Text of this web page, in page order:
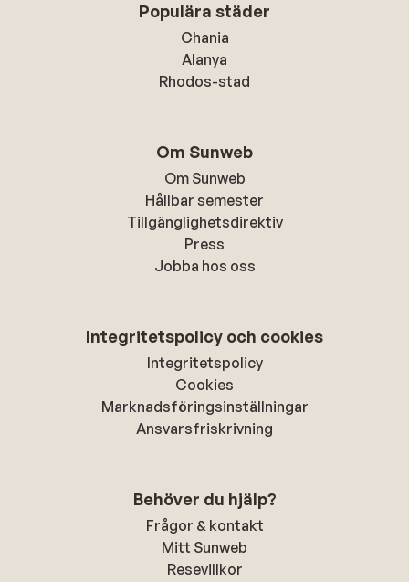
Populära städer
Chania
Alanya
Rhodos-stad
Om Sunweb
Om Sunweb
Hållbar semester
Tillgänglighetsdirektiv
Press
Jobba hos oss
Integritetspolicy och cookies
Integritetspolicy
Cookies
Marknadsföringsinställningar
Ansvarsfriskrivning
Behöver du hjälp?
Frågor & kontakt
Mitt Sunweb
Resevillkor